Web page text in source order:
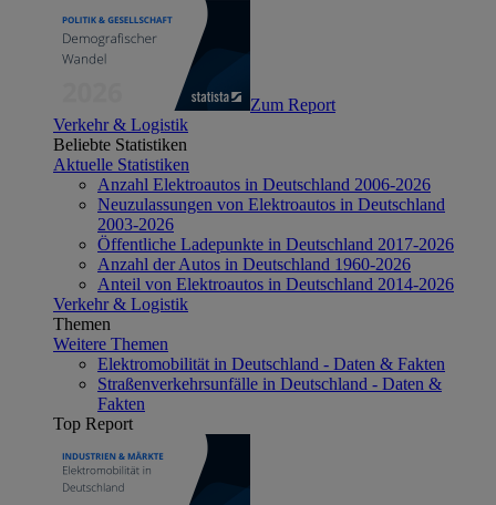
Zum Report
Verkehr & Logistik
Beliebte Statistiken
Aktuelle Statistiken
Anzahl Elektroautos in Deutschland 2006-2026
Neuzulassungen von Elektroautos in Deutschland
2003-2026
Öffentliche Ladepunkte in Deutschland 2017-2026
Anzahl der Autos in Deutschland 1960-2026
Anteil von Elektroautos in Deutschland 2014-2026
Verkehr & Logistik
Themen
Weitere Themen
Elektromobilität in Deutschland - Daten & Fakten
Straßenverkehrsunfälle in Deutschland - Daten &
Fakten
Top Report